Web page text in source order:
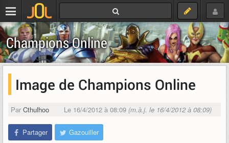
Champions Online
Image de Champions Online
Par Cthulhoo Le 16/4/2012 à 08:09 (m.à.j. le 16/4/2012 à 08:09)
Partager Gazouiller